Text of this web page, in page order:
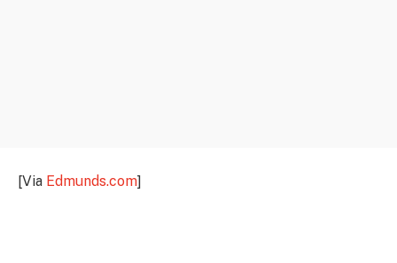
[Via Edmunds.com]